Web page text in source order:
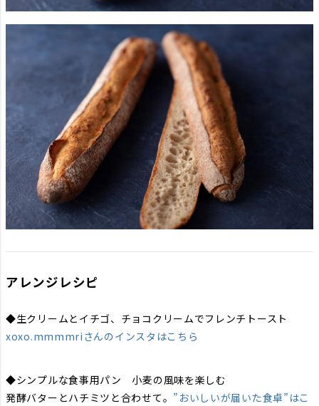
アレンジレシピ
◆生クリームとイチゴ、チョコクリームでフレンチトースト
xoxo.mmmmriさんのインスタはこちら
◆シンプルな食事用パン 小麦の風味を楽しむ
発酵バターとハチミツと合わせて。 ”おいしいが届いた食卓”はこ